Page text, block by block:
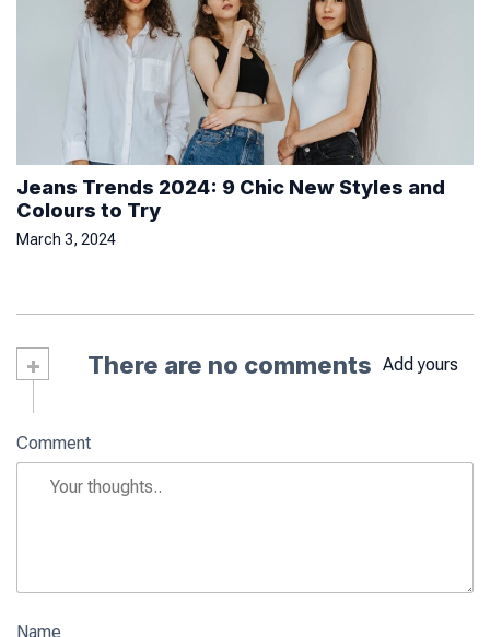
Jeans Trends 2024: 9 Chic New Styles and
Colours to Try
March 3, 2024
+ There are no comments Add yours
Comment
Name